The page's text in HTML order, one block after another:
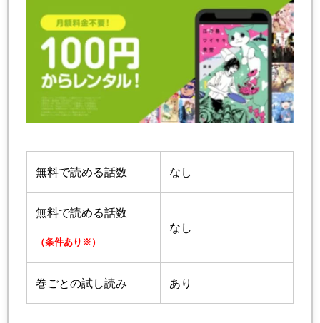
無料で読める話数 なし
無料で読める話数
（条件あり※）
なし
巻ごとの試し読み あり